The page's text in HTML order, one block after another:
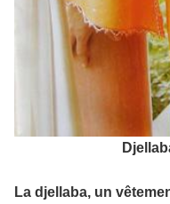
La djellaba, un